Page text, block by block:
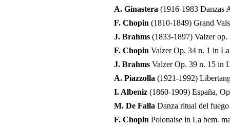
A. Ginastera (1916-1983 Danzas
F. Chopin (1810-1849) Grand
J. Brahms (1833-1897) Valzer op.
F. Chopin Valzer Op. 34 n. 1 in
J. Brahms Valzer Op. 39 n. 15 in
A. Piazzolla (1921-1992)
I. Albeniz (1860-1909) España,
M. De Falla Danza ritual del fuego
F. Chopin Polonaise in La bem.